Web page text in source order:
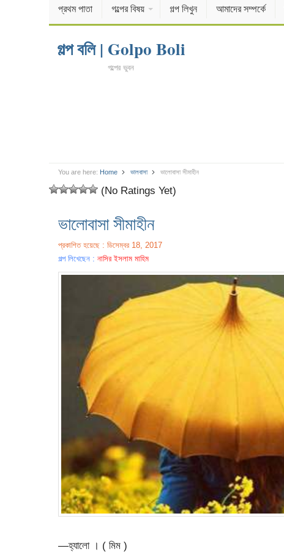
প্রথম পাতা গল্পের বিষয় গল্প লিখুন আমাদের সম্পর্কে
গল্প বলি | Golpo Boli
গল্পের ভুবন
You are here: Home ভালবাসা ভালোবাসা সীমাহীন
(No Ratings Yet)
ভালোবাসা সীমাহীন
প্রকাশিত হয়েছে : ডিসেম্বর 18, 2017
গল্প লিখেছেন : নাসির ইসলাম মাহিম
—হ্যালো । ( মিম )